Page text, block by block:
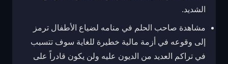
الشديد.
مشاهدة صاحب الحلم في منامه لضياع الأطفال ترمز
إلى وقوعه في أزمة مالية خطيرة للغاية سوف تتسبب
في تراكم العديد من الديون عليه ولن يكون قادراً على